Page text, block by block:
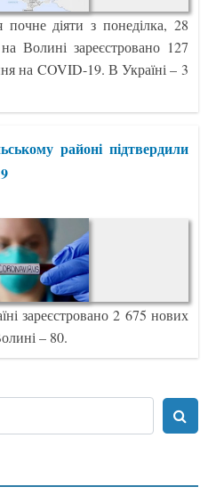
почне діяти з понеділка, 28
Волині зареєстровано 127
на COVID-19. В Україні – 3
районі підтвердили
зареєстровано 2 675 нових
– 80.